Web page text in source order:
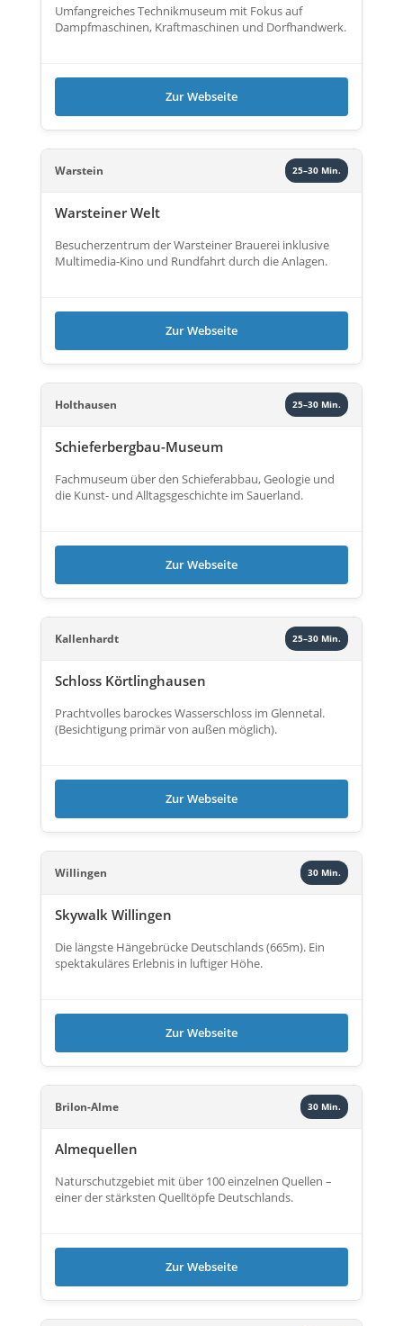
Umfangreiches Technikmuseum mit Fokus auf
Dampfmaschinen, Kraftmaschinen und Dorfhandwerk.
Zur Webseite
Warstein 25–30 Min.
Warsteiner Welt
Besucherzentrum der Warsteiner Brauerei inklusive
Multimedia-Kino und Rundfahrt durch die Anlagen.
Zur Webseite
Holthausen 25–30 Min.
Schieferbergbau-Museum
Fachmuseum über den Schieferabbau, Geologie und
die Kunst- und Alltagsgeschichte im Sauerland.
Zur Webseite
Kallenhardt 25–30 Min.
Schloss Körtlinghausen
Prachtvolles barockes Wasserschloss im Glennetal.
(Besichtigung primär von außen möglich).
Zur Webseite
Willingen 30 Min.
Skywalk Willingen
Die längste Hängebrücke Deutschlands (665m). Ein
spektakuläres Erlebnis in luftiger Höhe.
Zur Webseite
Brilon-Alme 30 Min.
Almequellen
Naturschutzgebiet mit über 100 einzelnen Quellen –
einer der stärksten Quelltöpfe Deutschlands.
Zur Webseite